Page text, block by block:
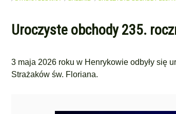
Uroczyste obchody 235.
3 maja 2026 roku w Henrykowie odbyły się
Strażaków św. Floriana.